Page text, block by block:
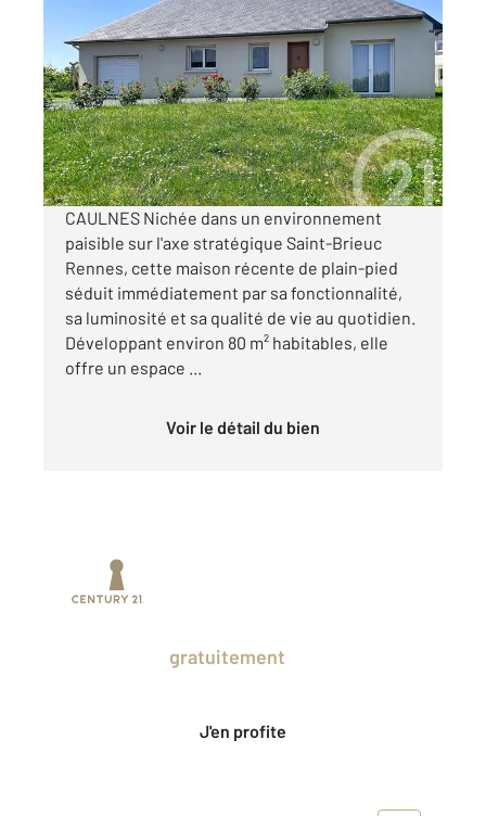
CAULNES 22
82 m2, 4 pièces
Ref : 21943
Maison à vendre
218 000 €
Visiter le site dédié
CAULNES Nichée dans un environnement
paisible sur l'axe stratégique Saint-Brieuc
Rennes, cette maison récente de plain-pied
séduit immédiatement par sa fonctionnalité,
sa luminosité et sa qualité de vie au quotidien.
Développant environ 80 m² habitables, elle
offre un espace ...
Voir le détail du bien
gratuitement
J'en profite